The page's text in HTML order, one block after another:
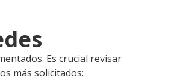
Es crucial revisar
más solicitados: